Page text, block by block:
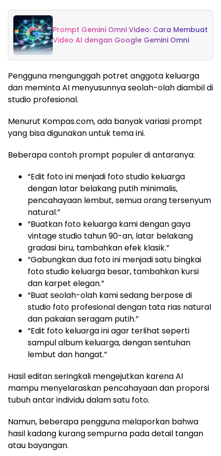
Prompt Gemini Omni Video: Cara Membuat
Video AI dengan Google Gemini Omni
Pengguna mengunggah potret anggota keluarga
dan meminta AI menyusunnya seolah-olah diambil di
studio profesional.
Menurut Kompas.com, ada banyak variasi prompt
yang bisa digunakan untuk tema ini.
Beberapa contoh prompt populer di antaranya:
“Edit foto ini menjadi foto studio keluarga
dengan latar belakang putih minimalis,
pencahayaan lembut, semua orang tersenyum
natural.”
“Buatkan foto keluarga kami dengan gaya
vintage studio tahun 90-an, latar belakang
gradasi biru, tambahkan efek klasik.”
“Gabungkan dua foto ini menjadi satu bingkai
foto studio keluarga besar, tambahkan kursi
dan karpet elegan.”
“Buat seolah-olah kami sedang berpose di
studio foto profesional dengan tata rias natural
dan pakaian seragam putih.”
“Edit foto keluarga ini agar terlihat seperti
sampul album keluarga, dengan sentuhan
lembut dan hangat.”
Hasil editan seringkali mengejutkan karena AI
mampu menyelaraskan pencahayaan dan proporsi
tubuh antar individu dalam satu foto.
Namun, beberapa pengguna melaporkan bahwa
hasil kadang kurang sempurna pada detail tangan
atau bayangan.